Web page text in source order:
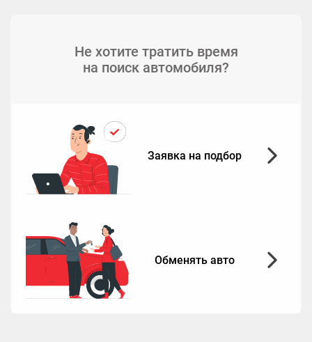
Не хотите тратить время
на поиск автомобиля?
Заявка на подбор
Обменять авто